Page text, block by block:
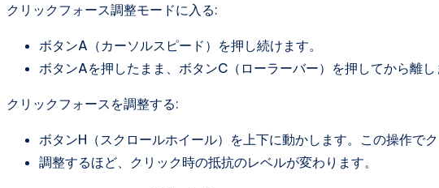
クリックフォース調整モードに入る:
ボタンA（カーソルスピード）を押し続けます。
ボタンAを押したまま、ボタンC（ローラーバー）を押してから離し
クリックフォースを調整する:
ボタンH（スクロールホイール）を上下に動かします。この操作で
調整するほど、クリック時の抵抗のレベルが変わります。